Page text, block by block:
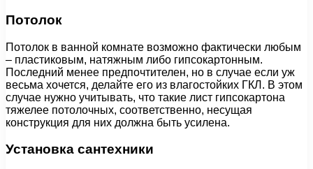
Потолок
Потолок в ванной комнате возможно фактически любым
– пластиковым, натяжным либо гипсокартонным.
Последний менее предпочтителен, но в случае если уж
весьма хочется, делайте его из влагостойких ГКЛ. В этом
случае нужно учитывать, что такие лист гипсокартона
тяжелее потолочных, соответственно, несущая
конструкция для них должна быть усилена.
Установка сантехники